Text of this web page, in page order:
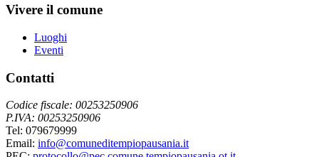
Vivere il comune
Luoghi
Eventi
Contatti
Codice fiscale: 00253250906
P.IVA: 00253250906
Tel: 079679999
Email: info@comuneditempiopausania.it